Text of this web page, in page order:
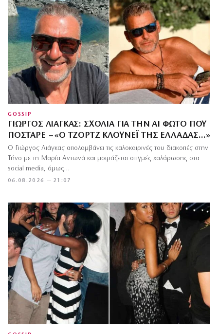
GOSSIP
ΓΙΏΡΓΟΣ ΛΙΆΓΚΑΣ: ΣΧΌΛΙΑ ΓΙΑ ΤΗΝ ΑΙ ΦΩΤΌ ΠΟΥ
ΠΌΣΤΑΡΕ – «Ο ΤΖΟΡΤΖ ΚΛΟΎΝΕΪ ΤΗΣ ΕΛΛΆΔΑΣ…»
06.08.2026 — 21:07
Ο Γιώργος Λιάγκας απολαμβάνει τις καλοκαιρινές του διακοπές στην
Τήνο με τη Μαρία Αντωνά και μοιράζεται στιγμές χαλάρωσης στα
social media, όμως…